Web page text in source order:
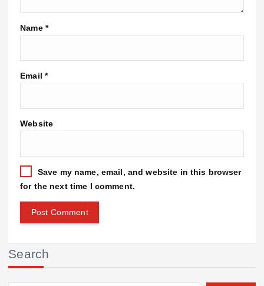
Name *
Email *
Website
Save my name, email, and website in this browser
for the next time I comment.
Search